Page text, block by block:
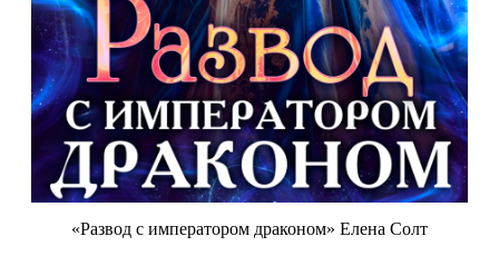
«Развод с императором драконом» Елена Солт